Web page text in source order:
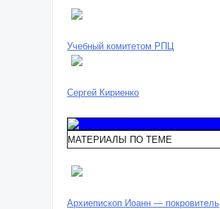
Учебный комитетом РПЦ
Сергей Кириенко
МАТЕРИАЛЫ ПО ТЕМЕ
Архиепископ Иоанн — покровитель